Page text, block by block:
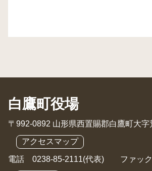
白鷹町役場
〒992-0892 山形県西置賜郡白鷹町大
アクセスマップ
電話 0238-85-2111(代表) ファッ